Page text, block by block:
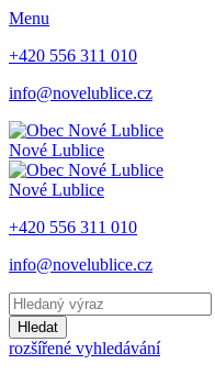
Menu
+420 556 311 010
info@novelublice.cz
Nové Lublice
Nové Lublice
+420 556 311 010
info@novelublice.cz
Hledat
rozšířené vyhledávání